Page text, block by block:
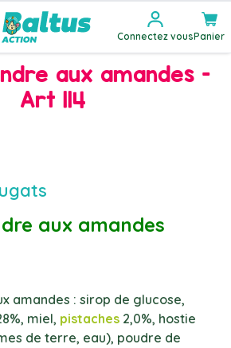
Connectez vousPanier
aux amandes -
Art 114
aux amandes
amandes : sirop de glucose,
miel, pistaches 2,0%, hostie
de terre, eau), poudre de